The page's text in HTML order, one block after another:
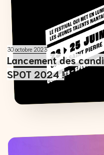
30 octobre 2023
Lancement des
SPOT 2024 !